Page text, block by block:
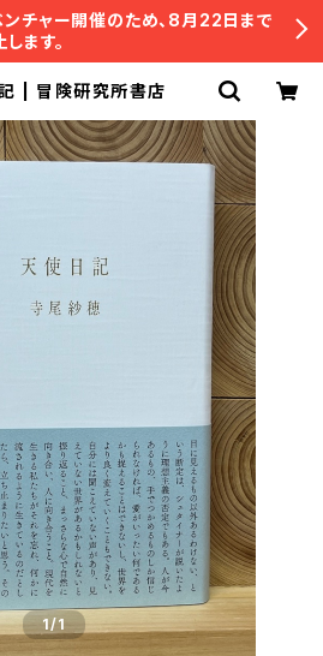
チャー開催のため、8月22日まで
ます。
| 冒険研究所書店
1/1